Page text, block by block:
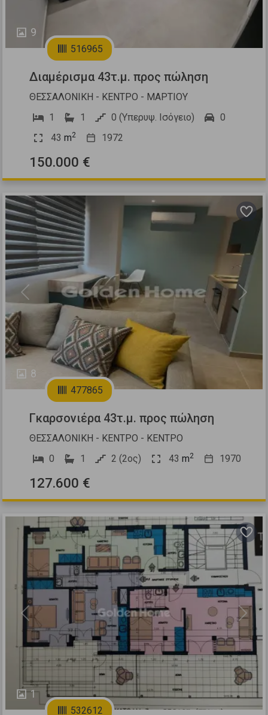
9
516965
Διαμέρισμα 43τ.μ. προς πώληση
ΘΕΣΣΑΛΟΝΙΚΗ - ΚΕΝΤΡΟ - ΜΑΡΤΙΟΥ
1
1 0 (Υπερυψ. Ισόγειο)
0
43 m2 1972
150.000 €
8
Previous Next
477865
Γκαρσονιέρα 43τ.μ. προς πώληση
ΘΕΣΣΑΛΟΝΙΚΗ - ΚΕΝΤΡΟ - ΚΕΝΤΡΟ
0
1 2 (2ος) 43 m2 1970
127.600 €
1
Previous Next
532612